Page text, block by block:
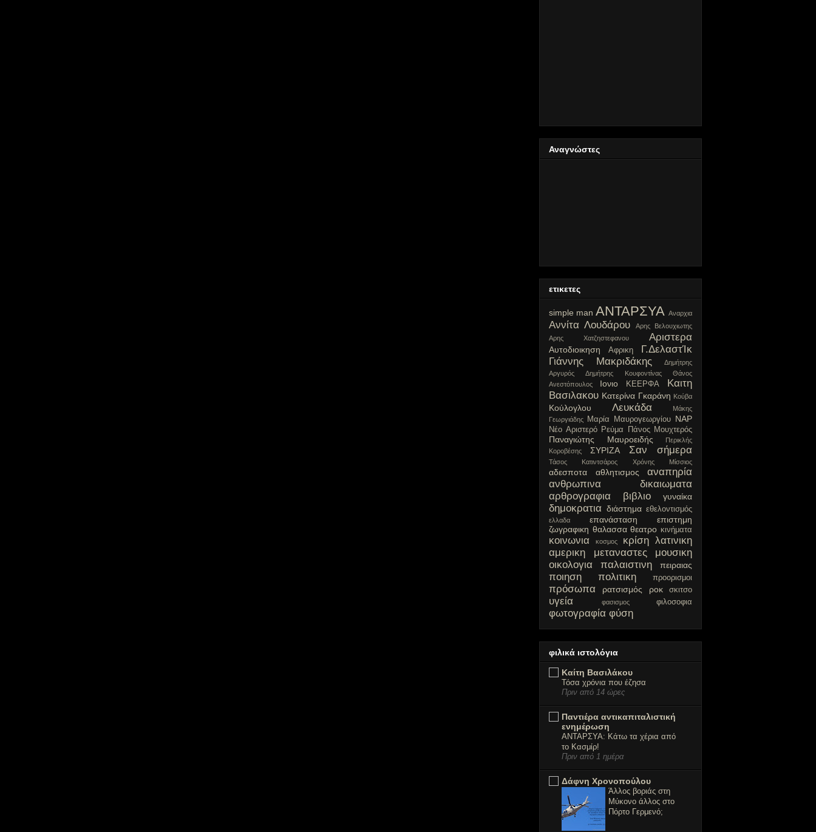
Αναγνώστες
ετικετες
simple man ΑΝΤΑΡΣΥΑ Αναρχια
Αννίτα Λουδάρου
Αρης Βελουχιωτης
Αρης Χατζηστεφανου
Αριστερα
Αυτοδιοικηση Αφρικη
Γ.ΔελαστΊκ
Γιάννης Μακριδάκης
Δημήτρης
Αργυρός
Δημήτρης Κουφοντίνας
Θάνος
Ανεστόπουλος
Ιονιο ΚΕΕΡΦΑ
Καιτη
Βασιλακου Κατερίνα Γκαράνη Κούβα
Κούλογλου Λευκάδα
Μάκης
Γεωργιάδης
Μαρία Μαυρογεωργίου ΝΑΡ
Νέο Αριστερό Ρεύμα Πάνος Μουχτερός
Παναγιώτης Μαυροειδής
Περικλής
Κοροβέσης
ΣΥΡΙΖΑ Σαν σήμερα
Τάσος Κατιντσάρος Χρόνης Μίσσιος
αδεσποτα αθλητισμος
αναπηρία
ανθρωπινα δικαιωματα
αρθρογραφια
βιβλιο γυναίκα
δημοκρατια διάστημα εθελοντισμός
ελλαδα επανάσταση
επιστημη
ζωγραφικη θαλασσα θεατρο κινήματα
κοινωνια κοσμος κρίση λατινικη
αμερικη
μεταναστες
μουσικη
οικολογια
παλαιστινη πειραιας
ποιηση πολιτικη προορισμοι
πρόσωπα ρατσισμός ροκ σκιτσο
υγεία φασισμος φιλοσοφια
φωτογραφία φύση
φιλικά ιστολόγια
Καίτη Βασιλάκου
Τόσα χρόνια που έζησα
Πριν από 14 ώρες
Παντιέρα αντικαπιταλιστική
ενημέρωση
ΑΝΤΑΡΣΥΑ: Κάτω τα χέρια από
το Κασμίρ!
Πριν από 1 ημέρα
Δάφνη Χρονοπούλου
Άλλος βοριάς στη
Μύκονο άλλος στο
Πόρτο Γερμενό;